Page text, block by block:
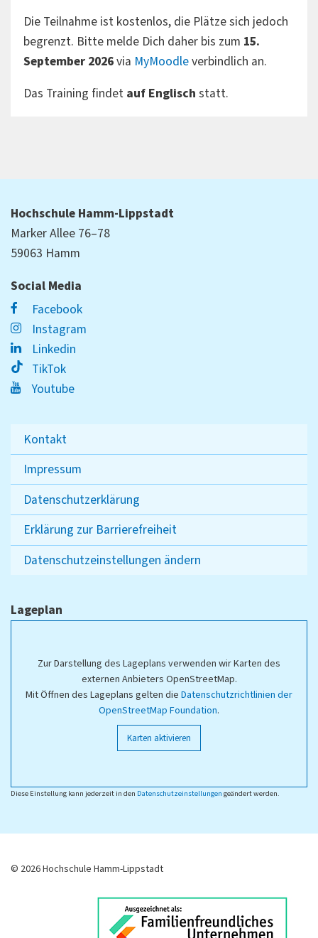
Die Teilnahme ist kostenlos, die Plätze sich jedoch
begrenzt. Bitte melde Dich daher bis zum 15.
September 2026via MyMoodleverbindlich an.
Das Training findet auf Englisch statt.
Hochschule Hamm-Lippstadt
Marker Allee 76–78
59063 Hamm
Social Media
Facebook
Instagram
Linkedin
TikTok
Youtube
Kontakt
Impressum
Datenschutzerklärung
Erklärung zur Barrierefreiheit
Datenschutzeinstellungen ändern
Lageplan
Zur Darstellung des Lageplans verwenden wir Karten des
externen Anbieters OpenStreetMap.
Mit Öffnen des Lageplans gelten die Datenschutzrichtlinien der
OpenStreetMap Foundation.
Karten aktivieren
Diese Einstellung kann jederzeit in den Datenschutzeinstellungen geändert werden.
© 2026 Hochschule Hamm-Lippstadt